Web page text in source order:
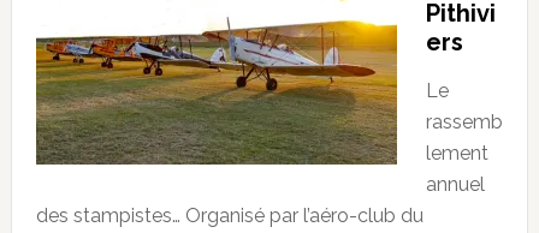
Pithivi
ers
Le
rassemb
lement
annuel
des stampistes… Organisé par l’aéro-club du